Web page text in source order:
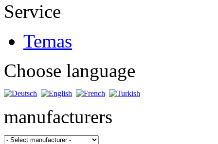
Service
Temas
Choose language
manufacturers